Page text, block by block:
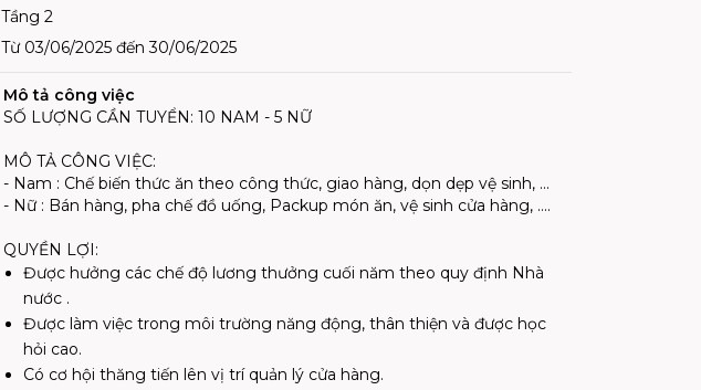
Tầng 2
Từ 03/06/2025 đến 30/06/2025
Mô tả công việc
SỐ LƯỢNG CẦN TUYỂN: 10 NAM - 5 NỮ
MÔ TẢ CÔNG VIỆC:
- Nam : Chế biến thức ăn theo công thức, giao hàng, dọn dẹp vệ sinh, ...
- Nữ : Bán hàng, pha chế đồ uống, Packup món ăn, vệ sinh cửa hàng, ….
QUYỀN LỢI:
Được hưởng các chế độ lương thưởng cuối năm theo quy định Nhà
nước .
Được làm việc trong môi trường năng động, thân thiện và được học
hỏi cao.
Có cơ hội thăng tiến lên vị trí quản lý cửa hàng.